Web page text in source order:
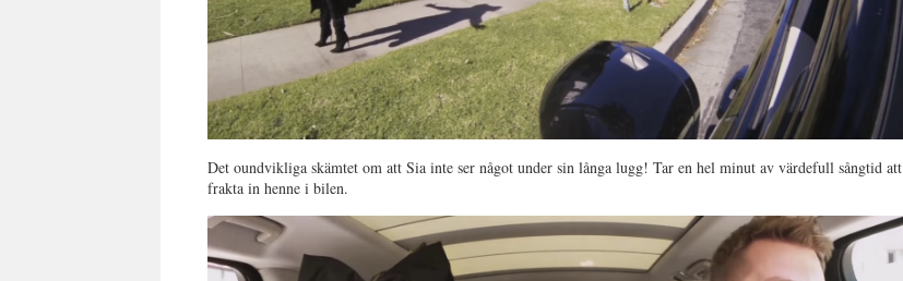
Det oundvikliga skämtet om att Sia inte ser något under sin långa lugg! Tar en hel minut av värdefull sångtid att
frakta in henne i bilen.